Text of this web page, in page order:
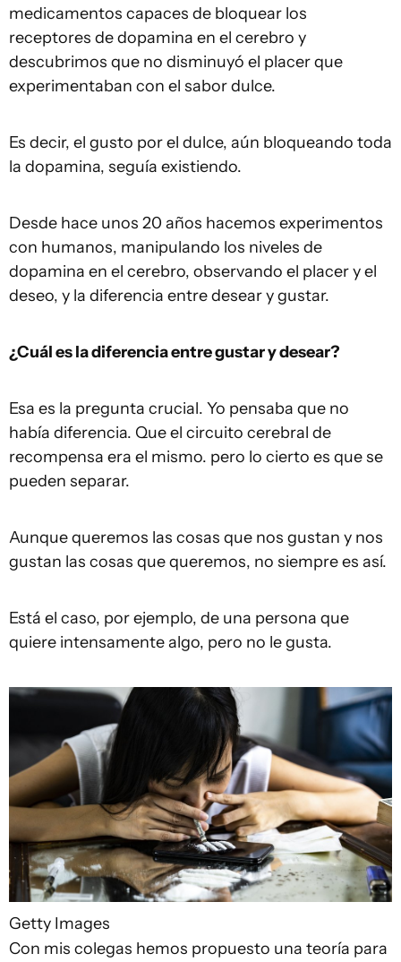
medicamentos capaces de bloquear los
receptores de dopamina en el cerebro y
descubrimos que no disminuyó el placer que
experimentaban con el sabor dulce.
Es decir, el gusto por el dulce, aún bloqueando toda
la dopamina, seguía existiendo.
Desde hace unos 20 años hacemos experimentos
con humanos, manipulando los niveles de
dopamina en el cerebro, observando el placer y el
deseo, y la diferencia entre desear y gustar.
¿Cuál es la diferencia entre gustar y desear?
Esa es la pregunta crucial. Yo pensaba que no
había diferencia. Que el circuito cerebral de
recompensa era el mismo. pero lo cierto es que se
pueden separar.
Aunque queremos las cosas que nos gustan y nos
gustan las cosas que queremos, no siempre es así.
Está el caso, por ejemplo, de una persona que
quiere intensamente algo, pero no le gusta.
Getty Images
Con mis colegas hemos propuesto una teoría para